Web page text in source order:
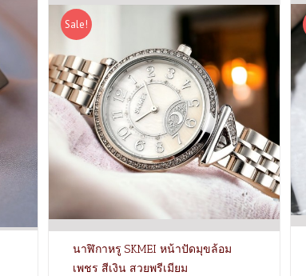
Sale!
นาฬิกาหรู SKMEI หน้าปัดมุขล้อม
เพชร สีเงิน สวยพรีเมียม